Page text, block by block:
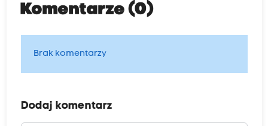
Komentarze (0)
Brak komentarzy
Dodaj komentarz